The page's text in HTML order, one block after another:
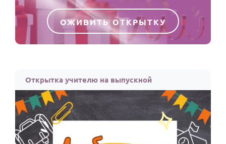
ОЖИВИТЬ ОТКРЫТКУ
Открытка учителю на выпускной